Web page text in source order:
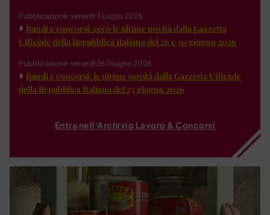
Pubblicazione: venerdì 3 Luglio 2026
Bandi e concorsi: ecco le ultime novità dalla Gazzetta
Ufficiale della Repubblica Italiana del 26 e 30 giugno 2026
Pubblicazione: venerdì 26 Giugno 2026
Bandi e concorsi: le ultime novità dalla Gazzetta Ufficiale
della Repubblica Italiana del 23 giugno 2026
Entra nell'Archivio Lavoro & Concorsi